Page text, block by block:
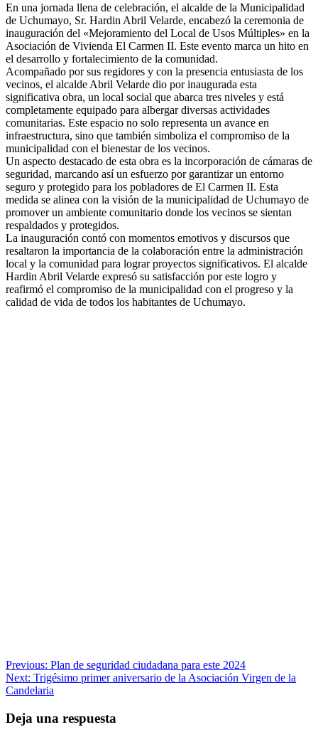
En una jornada llena de celebración, el alcalde de la Municipalidad
de Uchumayo, Sr. Hardin Abril Velarde, encabezó la ceremonia de
inauguración del «Mejoramiento del Local de Usos Múltiples» en la
Asociación de Vivienda El Carmen II. Este evento marca un hito en
el desarrollo y fortalecimiento de la comunidad.
Acompañado por sus regidores y con la presencia entusiasta de los
vecinos, el alcalde Abril Velarde dio por inaugurada esta
significativa obra, un local social que abarca tres niveles y está
completamente equipado para albergar diversas actividades
comunitarias. Este espacio no solo representa un avance en
infraestructura, sino que también simboliza el compromiso de la
municipalidad con el bienestar de los vecinos.
Un aspecto destacado de esta obra es la incorporación de cámaras de
seguridad, marcando así un esfuerzo por garantizar un entorno
seguro y protegido para los pobladores de El Carmen II. Esta
medida se alinea con la visión de la municipalidad de Uchumayo de
promover un ambiente comunitario donde los vecinos se sientan
respaldados y protegidos.
La inauguración contó con momentos emotivos y discursos que
resaltaron la importancia de la colaboración entre la administración
local y la comunidad para lograr proyectos significativos. El alcalde
Hardin Abril Velarde expresó su satisfacción por este logro y
reafirmó el compromiso de la municipalidad con el progreso y la
calidad de vida de todos los habitantes de Uchumayo.
Navegación
de
Previous: Plan de seguridad ciudadana para este 2024
Next: Trigésimo primer aniversario de la Asociación Virgen de la
Candelaria
Deja una respuesta